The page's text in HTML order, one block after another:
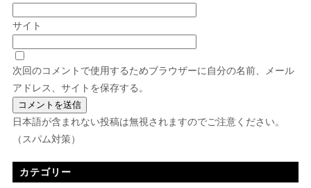
サイト
次回のコメントで使用するためブラウザーに自分の名前、メール
アドレス、サイトを保存する。
日本語が含まれない投稿は無視されますのでご注意ください。
（スパム対策）
カテゴリー